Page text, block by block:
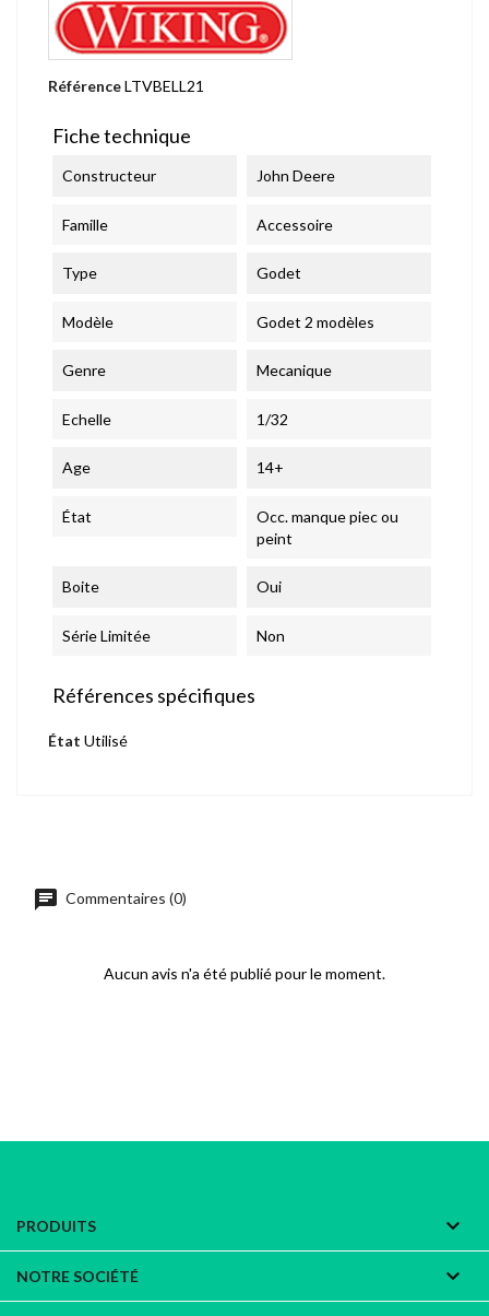
RéférenceLTVBELL21
Fiche technique
Constructeur John Deere
Famille Accessoire
Type Godet
Modèle Godet 2 modèles
Genre Mecanique
Echelle 1/32
Age 14+
État
Occ. manque piec ou
peint
Boite Oui
Série Limitée Non
Références spécifiques
État Utilisé
chat Commentaires (0)
Aucun avis n'a été publié pour le moment.
PRODUITS 
NOTRE SOCIÉTÉ
